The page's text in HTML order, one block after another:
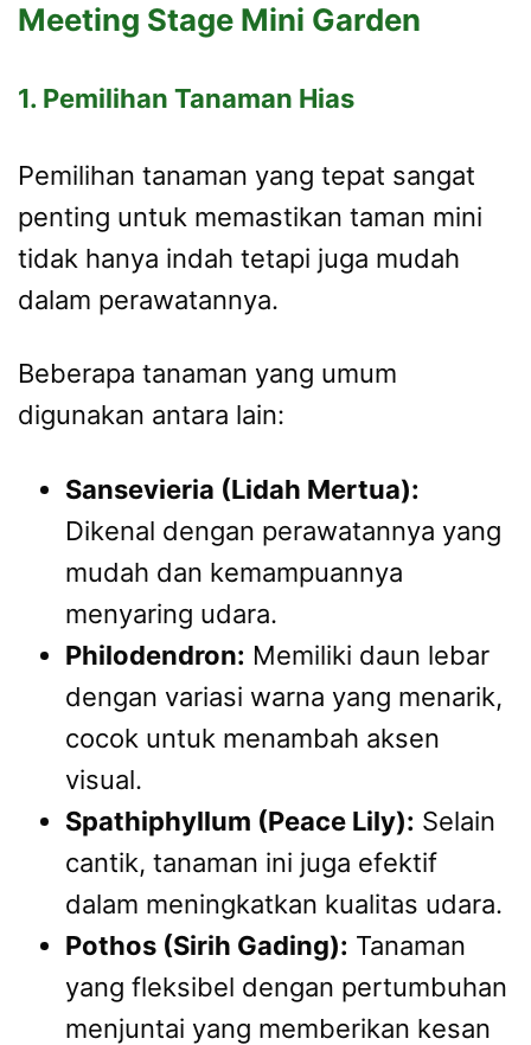
Meeting Stage Mini Garden
1. Pemilihan Tanaman Hias
Pemilihan tanaman yang tepat sangat
penting untuk memastikan taman mini
tidak hanya indah tetapi juga mudah
dalam perawatannya.
Beberapa tanaman yang umum
digunakan antara lain:
Sansevieria (Lidah Mertua):
Dikenal dengan perawatannya yang
mudah dan kemampuannya
menyaring udara.
Philodendron: Memiliki daun lebar
dengan variasi warna yang menarik,
cocok untuk menambah aksen
visual.
Spathiphyllum (Peace Lily): Selain
cantik, tanaman ini juga efektif
dalam meningkatkan kualitas udara.
Pothos (Sirih Gading): Tanaman
yang fleksibel dengan pertumbuhan
menjuntai yang memberikan kesan